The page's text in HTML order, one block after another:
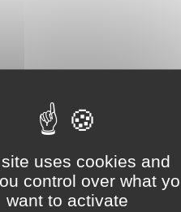
uses cookies and
control over what
want to activate